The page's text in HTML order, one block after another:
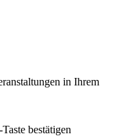
in Ihrem
bestätigen